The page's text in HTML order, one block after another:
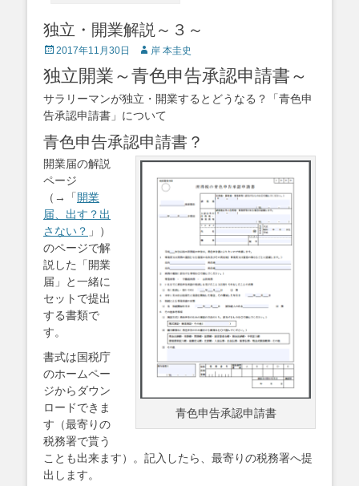
独立・開業解説～３～
Posted
2017年11月30日 Author
岸 本圭史
独立開業～青色申告承認申請書～
サラリーマンが独立・開業するとどうなる？「青色申
告承認申請書」について
青色申告承認申請書？
青色申告承認申請書
開業届の解説
ページ
（→「 開業
届、出す？出
さない？ 」）
のページで解
説した「開業
届」と一緒に
セットで提出
する書類で
す。
書式は国税庁
のホームペー
ジからダウン
ロードできま
す（最寄りの
税務署で貰う
ことも出来ます）。記入したら、最寄りの税務署へ提
出します。